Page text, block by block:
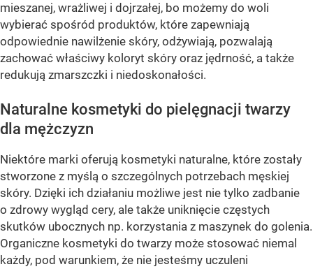
mieszanej, wrażliwej i dojrzałej, bo możemy do woli
wybierać spośród produktów, które zapewniają
odpowiednie nawilżenie skóry, odżywiają, pozwalają
zachować właściwy koloryt skóry oraz jędrność, a także
redukują zmarszczki i niedoskonałości.
Naturalne kosmetyki do pielęgnacji twarzy
dla mężczyzn
Niektóre marki oferują kosmetyki naturalne, które zostały
stworzone z myślą o szczególnych potrzebach męskiej
skóry. Dzięki ich działaniu możliwe jest nie tylko zadbanie
o zdrowy wygląd cery, ale także uniknięcie częstych
skutków ubocznych np. korzystania z maszynek do golenia.
Organiczne kosmetyki do twarzy może stosować niemal
każdy, pod warunkiem, że nie jesteśmy uczuleni